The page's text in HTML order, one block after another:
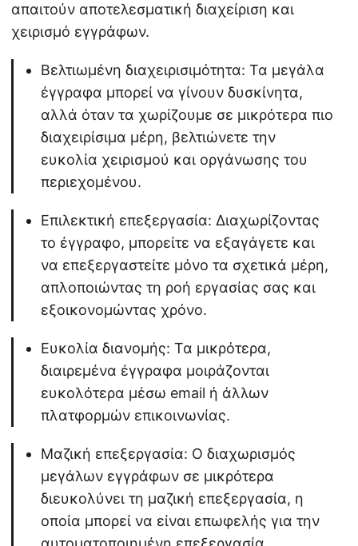
απαιτούν αποτελεσματική διαχείριση και
χειρισμό εγγράφων.
Βελτιωμένη διαχειρισιμότητα: Τα μεγάλα
έγγραφα μπορεί να γίνουν δυσκίνητα,
αλλά όταν τα χωρίζουμε σε μικρότερα πιο
διαχειρίσιμα μέρη, βελτιώνετε την
ευκολία χειρισμού και οργάνωσης του
περιεχομένου.
Επιλεκτική επεξεργασία: Διαχωρίζοντας
το έγγραφο, μπορείτε να εξαγάγετε και
να επεξεργαστείτε μόνο τα σχετικά μέρη,
απλοποιώντας τη ροή εργασίας σας και
εξοικονομώντας χρόνο.
Ευκολία διανομής: Τα μικρότερα,
διαιρεμένα έγγραφα μοιράζονται
ευκολότερα μέσω email ή άλλων
πλατφορμών επικοινωνίας.
Μαζική επεξεργασία: Ο διαχωρισμός
μεγάλων εγγράφων σε μικρότερα
διευκολύνει τη μαζική επεξεργασία, η
οποία μπορεί να είναι επωφελής για την